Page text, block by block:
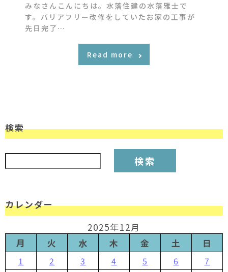
みなさんこんにちは。水落住建の水落雅士で
す。バリアフリー改修をしていたお家の工事が
先日完了…
Read more
検索
検索:
カレンダー
2025年12月
月
火 水 木 金 土 日
1 2 3 4 5 6
7